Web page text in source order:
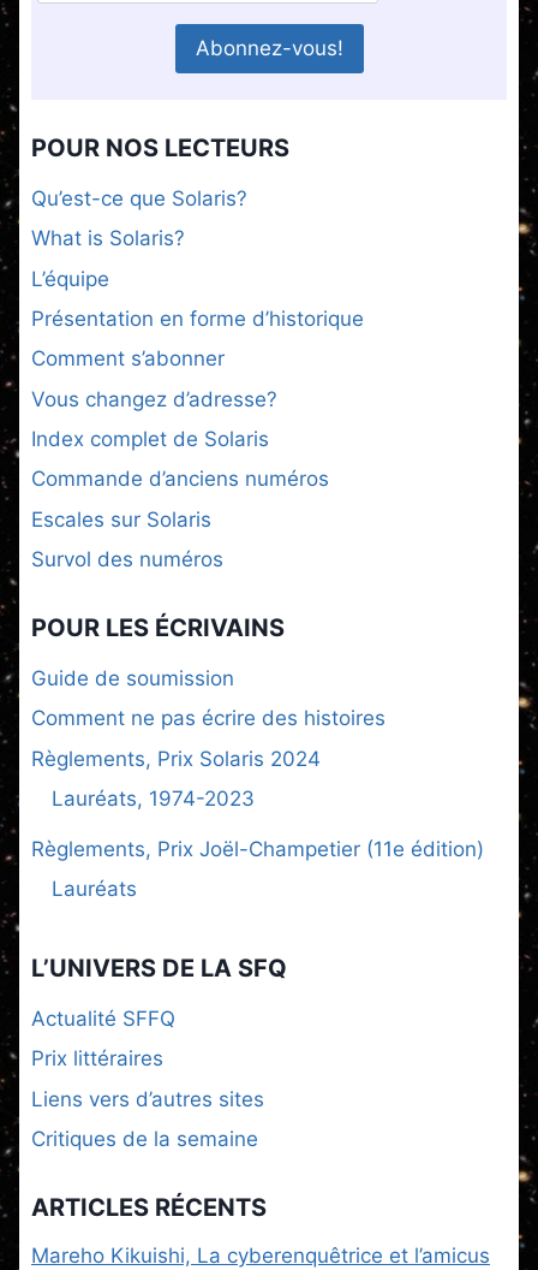
POUR NOS LECTEURS
Qu’est-ce que Solaris?
What is Solaris?
L’équipe
Présentation en forme d’historique
Comment s’abonner
Vous changez d’adresse?
Index complet de Solaris
Commande d’anciens numéros
Escales sur Solaris
Survol des numéros
POUR LES ÉCRIVAINS
Guide de soumission
Comment ne pas écrire des histoires
Règlements, Prix Solaris 2024
Lauréats, 1974-2023
Règlements, Prix Joël-Champetier (11e édition)
Lauréats
L’UNIVERS DE LA SFQ
Actualité SFFQ
Prix littéraires
Liens vers d’autres sites
Critiques de la semaine
ARTICLES RÉCENTS
Mareho Kikuishi, La cyberenquêtrice et l’amicus